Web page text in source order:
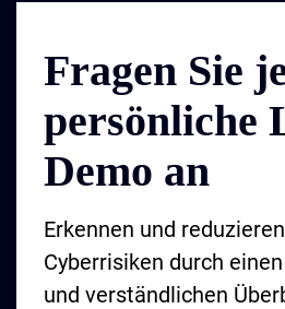
Fragen Sie
persönliche
Demo an
Erkennen und
Cyberrisiken durch
und verständlichen